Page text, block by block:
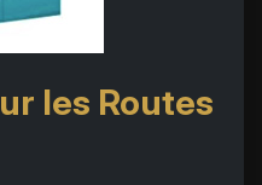
les Routes